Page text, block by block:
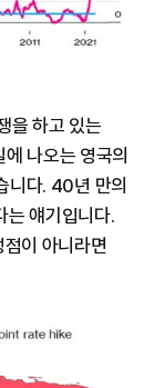
을 하고 있는
나오는 영국의
니다. 40년 만의
얘기입니다.
이 아니라면